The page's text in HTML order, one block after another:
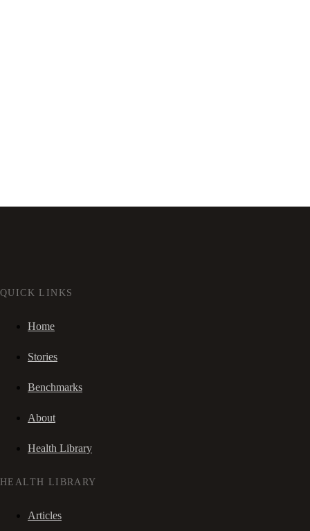
QUICK LINKS
Home
Stories
Benchmarks
About
Health Library
HEALTH LIBRARY
Articles